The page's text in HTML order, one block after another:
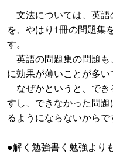
文法については、英語
を、やはり1冊の問題集
す。
英語の問題集の問題も
に効果が薄いことが多い
なぜかというと、で
すし、できなかった問
るようにならないからで
●解く勉強書く勉強より